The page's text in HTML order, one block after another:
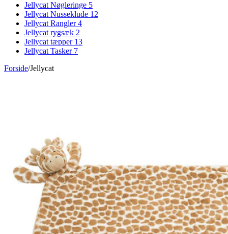
Jellycat Nøgleringe 5
Jellycat Nusseklude 12
Jellycat Rangler4
Jellycat rygsæk 2
Jellycat tæpper 13
Jellycat Tasker 7
Forside/Jellycat